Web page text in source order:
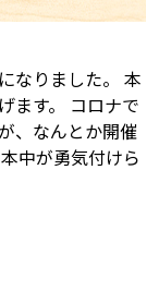
なりました。 本
ます。 コロナで
、なんとか開催
中が勇気付けら